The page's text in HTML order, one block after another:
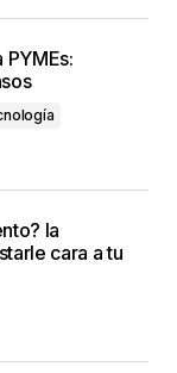
la
cara a tu